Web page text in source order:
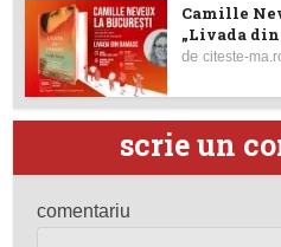
Camille
„Livada din
deciteste-
scrie un
comentariu